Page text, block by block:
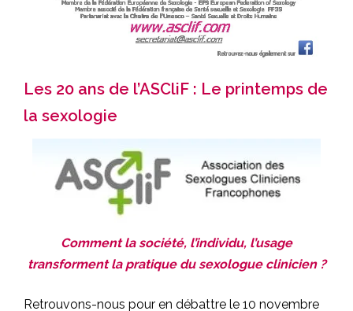
Les 20 ans de l’ASCliF : Le printemps de
la sexologie
Comment la société, l’individu, l’usage
transforment la pratique du sexologue clinicien ?
Retrouvons-nous pour en débattre le 10 novembre